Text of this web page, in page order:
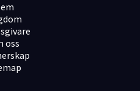
mycket väl i tal,
självklart att vara ett
Du bygger relationer med
och har en
oss